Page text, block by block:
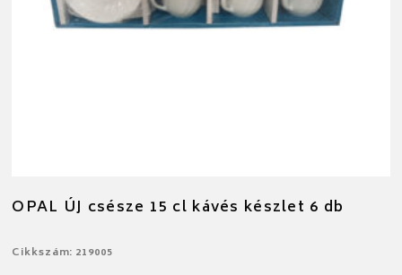
OPAL ÚJ csésze 15 cl kávés készlet 6 db
Cikkszám: 219005